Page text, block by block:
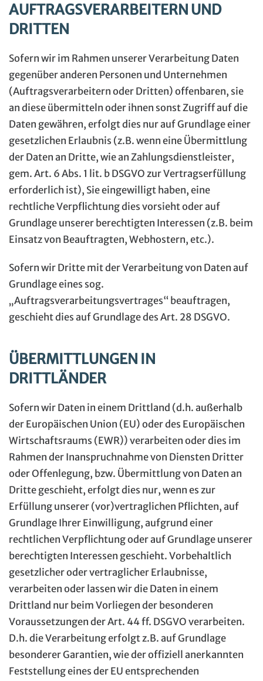
AUFTRAGSVERARBEITERN UND
DRITTEN
Sofern wir im Rahmen unserer Verarbeitung Daten
gegenüber anderen Personen und Unternehmen
(Auftragsverarbeitern oder Dritten) offenbaren, sie
an diese übermitteln oder ihnen sonst Zugriff auf die
Daten gewähren, erfolgt dies nur auf Grundlage einer
gesetzlichen Erlaubnis (z.B. wenn eine Übermittlung
der Daten an Dritte, wie an Zahlungsdienstleister,
gem. Art. 6 Abs. 1 lit. b DSGVO zur Vertragserfüllung
erforderlich ist), Sie eingewilligt haben, eine
rechtliche Verpflichtung dies vorsieht oder auf
Grundlage unserer berechtigten Interessen (z.B. beim
Einsatz von Beauftragten, Webhostern, etc.).
Sofern wir Dritte mit der Verarbeitung von Daten auf
Grundlage eines sog.
„Auftragsverarbeitungsvertrages“ beauftragen,
geschieht dies auf Grundlage des Art. 28 DSGVO.
ÜBERMITTLUNGEN IN
DRITTLÄNDER
Sofern wir Daten in einem Drittland (d.h. außerhalb
der Europäischen Union (EU) oder des Europäischen
Wirtschaftsraums (EWR)) verarbeiten oder dies im
Rahmen der Inanspruchnahme von Diensten Dritter
oder Offenlegung, bzw. Übermittlung von Daten an
Dritte geschieht, erfolgt dies nur, wenn es zur
Erfüllung unserer (vor)vertraglichen Pflichten, auf
Grundlage Ihrer Einwilligung, aufgrund einer
rechtlichen Verpflichtung oder auf Grundlage unserer
berechtigten Interessen geschieht. Vorbehaltlich
gesetzlicher oder vertraglicher Erlaubnisse,
verarbeiten oder lassen wir die Daten in einem
Drittland nur beim Vorliegen der besonderen
Voraussetzungen der Art. 44 ff. DSGVO verarbeiten.
D.h. die Verarbeitung erfolgt z.B. auf Grundlage
besonderer Garantien, wie der offiziell anerkannten
Feststellung eines der EU entsprechenden